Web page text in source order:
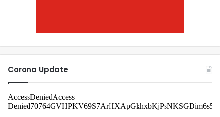
Corona Update